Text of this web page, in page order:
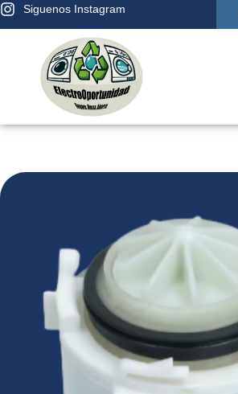
Ir
al
contenido
Siguenos Instagram